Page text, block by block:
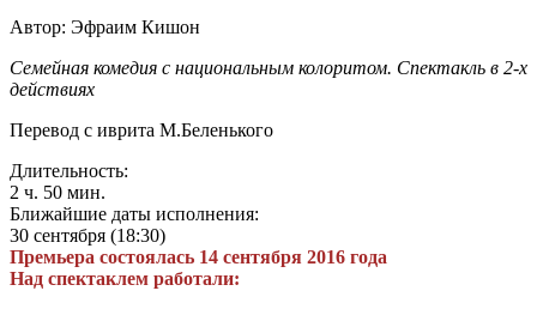
Автор: Эфраим Кишон
Семейная комедия с национальным колоритом. Спектакль в 2-х
действиях
Перевод с иврита М.Беленького
Длительность:
2 ч. 50 мин.
Ближайшие даты исполнения:
30 сентября (18:30)
Премьера состоялась 14 сентября 2016 года
Над спектаклем работали: